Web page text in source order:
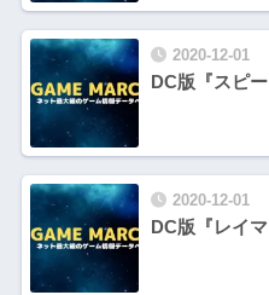
2020-12-01
DC版『スピー
2020-12-01
DC版『レイ